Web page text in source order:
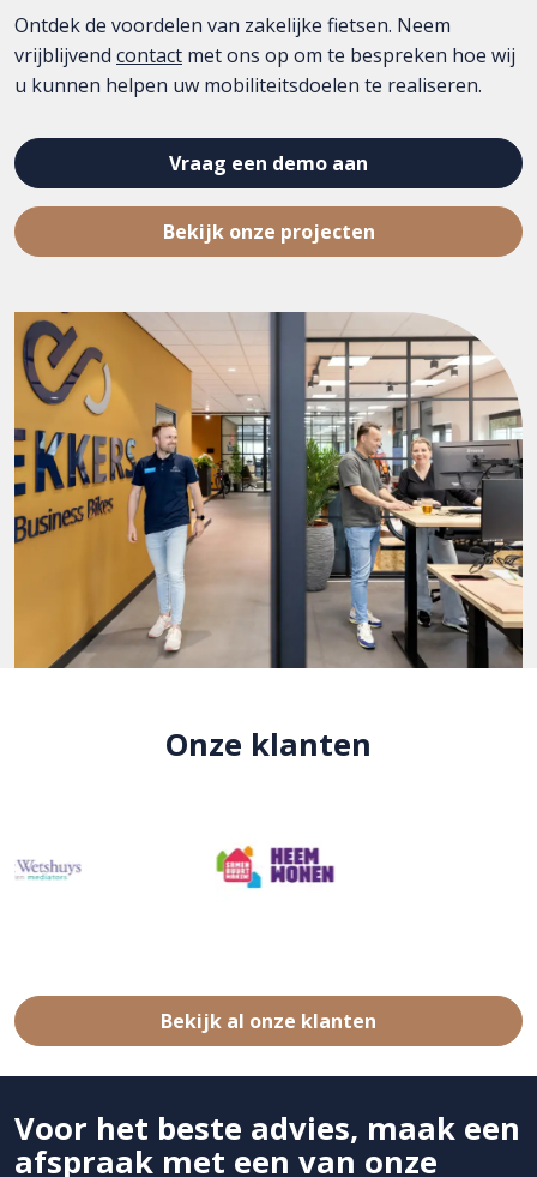
Ontdek de voordelen van zakelijke fietsen. Neem
vrijblijvend contact met ons op om te bespreken hoe wij
u kunnen helpen uw mobiliteitsdoelen te realiseren.
Vraag een demo aan
Bekijk onze projecten
Onze klanten
Bekijk al onze klanten
Voor het beste advies, maak een
afspraak met een van onze